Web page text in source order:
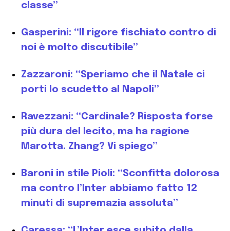
classe”
Gasperini: “Il rigore fischiato contro di
noi è molto discutibile”
Zazzaroni: “Speriamo che il Natale ci
porti lo scudetto al Napoli”
Ravezzani: “Cardinale? Risposta forse
più dura del lecito, ma ha ragione
Marotta. Zhang? Vi spiego”
Baroni in stile Pioli: “Sconfitta dolorosa
ma contro l’Inter abbiamo fatto 12
minuti di supremazia assoluta”